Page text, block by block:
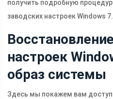
получить подробную
заводских настроек Windows 7.
настроек
образ системы
Здесь мы покажем вам